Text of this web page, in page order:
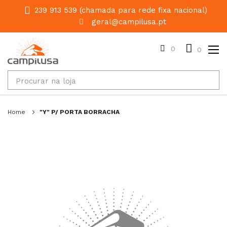
239 913 539 (chamada para rede fixa nacional)
geral@campilusa.pt
0 0
Home "Y" P/ PORTA BORRACHA